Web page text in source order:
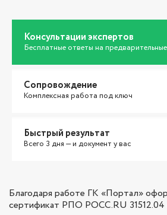
Консультации экспертов
Бесплатные ответы на
Сопровождение
Комплексная работа под ключ
Быстрый результат
Всего 3 дня — и документ у вас
Благодаря работе ГК «Портал»
сертификат РПО РОСС.RU 31512.04